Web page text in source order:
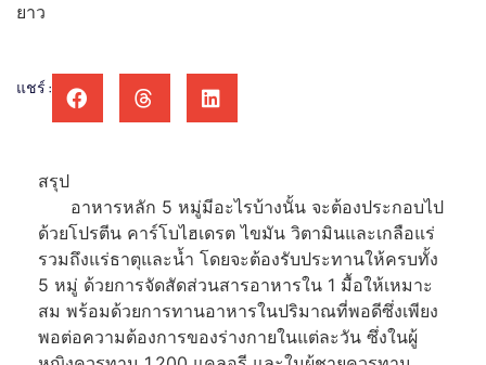
ยาว
แชร์ :
สรุป
อาหารหลัก 5 หมู่มีอะไรบ้างนั้น จะต้องประกอบไป
ด้วยโปรตีน คาร์โบไฮเดรต ไขมัน วิตามินและเกลือแร่
รวมถึงแร่ธาตุและน้ำ โดยจะต้องรับประทานให้ครบทั้ง
5 หมู่ ด้วยการจัดสัดส่วนสารอาหารใน 1 มื้อให้เหมาะ
สม พร้อมด้วยการทานอาหารในปริมาณที่พอดีซึ่งเพียง
พอต่อความต้องการของร่างกายในแต่ละวัน ซึ่งในผู้